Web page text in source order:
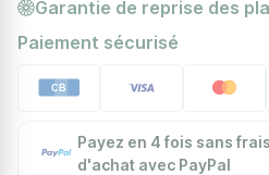
Garantie de reprise des
Paiement sécurisé
Payez en 4 fois sans
d'achat avec PayPal